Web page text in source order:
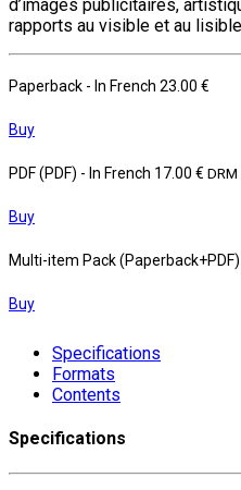
d’images publicitaires,
rapports au visible et au
Paperback - In French 23.00 €
Buy
PDF (PDF) - In French 17.00 €
Buy
Multi-item Pack (Paperback+PDF)
Buy
Specifications
Formats
Contents
Specifications